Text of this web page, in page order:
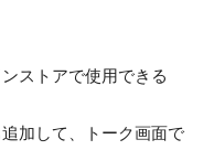
ストアで使用できる
加して、トーク画面で